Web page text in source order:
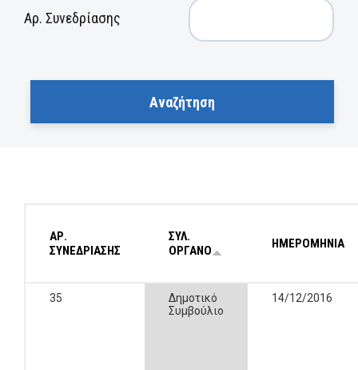
Αρ. Συνεδρίασης
ΑΡ.
ΣΥΝΕΔΡΙΑΣΗΣ
ΣΥΛ.
ΟΡΓΑΝΟ
ΗΜΕΡΟΜΗΝΙΑ
35
Δημοτικό
Συμβούλιο
14/12/2016